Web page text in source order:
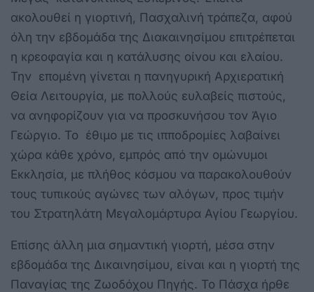
ακολουθεί η γιορτινή, Πασχαλινή τράπεζα, αφού
όλη την εβδομάδα της Διακαινησίμου επιτρέπεται
η κρεοφαγία και η κατάλυσης οίνου και ελαίου.
Την επομένη γίνεται η πανηγυρική Αρχιερατική
Θεία Λειτουργία, με πολλούς ευλαβείς πιστούς,
να ανηφορίζουν για να προσκυνήσου τον Άγιο
Γεώργιο. Το έθιμο με τις ιπποδρομίες λαβαίνει
χώρα κάθε χρόνο, εμπρός από την ομώνυμοι
Εκκλησία, με πλήθος κόσμου να παρακολουθούν
τους τυπικούς αγώνες των αλόγων, προς τιμήν
του Στρατηλάτη Μεγαλομάρτυρα Αγίου Γεωργίου.
Επίσης άλλη μια σημαντική γιορτή, μέσα στην
εβδομάδα της Δικαινησίμου, είναι και η γιορτή της
Παναγίας της Ζωοδόχου Πηγής. Το Πάσχα ήρθε